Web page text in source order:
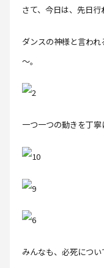
さて、今日は、先日
ダンスの神様と言われ
～。
一つ一つの動きを丁寧
みんなも、必死につい